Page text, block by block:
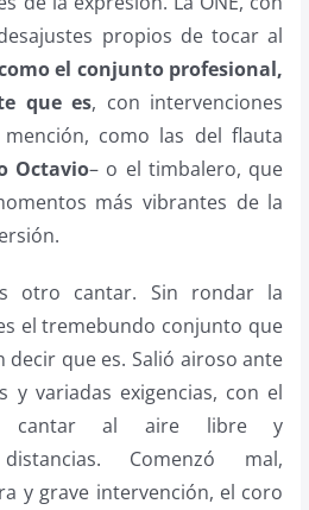
propios de tocar al
el conjunto profesional,
que es, con intervenciones
como las del flauta
Octavio– o el timbalero, que
más vibrantes de la
otro cantar. Sin rondar la
el tremebundo conjunto que
decir que es. Salió airoso ante
y variadas exigencias, con el
cantar al aire libre y
distancias. Comenzó mal,
y grave intervención, el coro